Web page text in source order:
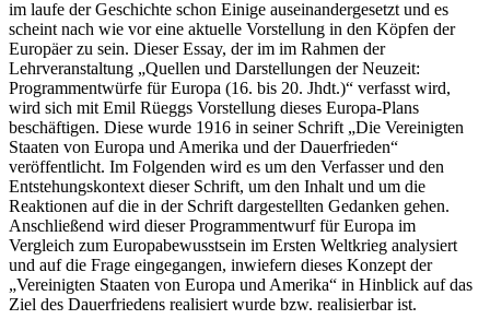
im laufe der Geschichte schon Einige auseinandergesetzt und es
scheint nach wie vor eine aktuelle Vorstellung in den Köpfen der
Europäer zu sein. Dieser Essay, der im im Rahmen der
Lehrveranstaltung „Quellen und Darstellungen der Neuzeit:
Programmentwürfe für Europa (16. bis 20. Jhdt.)“ verfasst wird,
wird sich mit Emil Rüeggs Vorstellung dieses Europa-Plans
beschäftigen. Diese wurde 1916 in seiner Schrift „Die Vereinigten
Staaten von Europa und Amerika und der Dauerfrieden“
veröffentlicht. Im Folgenden wird es um den Verfasser und den
Entstehungskontext dieser Schrift, um den Inhalt und um die
Reaktionen auf die in der Schrift dargestellten Gedanken gehen.
Anschließend wird dieser Programmentwurf für Europa im
Vergleich zum Europabewusstsein im Ersten Weltkrieg analysiert
und auf die Frage eingegangen, inwiefern dieses Konzept der
„Vereinigten Staaten von Europa und Amerika“ in Hinblick auf das
Ziel des Dauerfriedens realisiert wurde bzw. realisierbar ist.